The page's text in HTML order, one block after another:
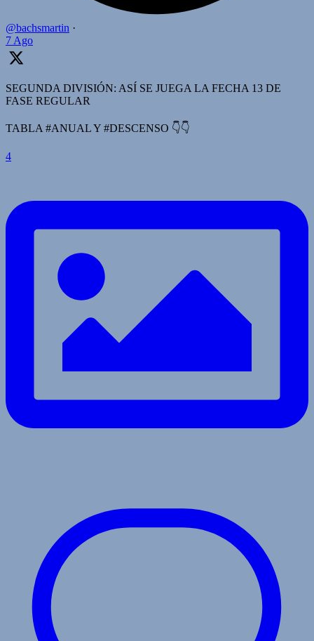
@bachsmartin ·
7 Ago
SEGUNDA DIVISIÓN: ASÍ SE JUEGA LA FECHA 13 DE
FASE REGULAR
TABLA #ANUAL Y #DESCENSO 👇👇
4